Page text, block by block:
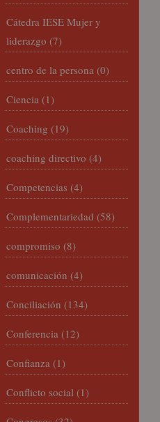
Cátedra IESE Mujer y
liderazgo (7)
centro de la persona (0)
Ciencia (1)
Coaching (19)
coaching directivo (4)
Competencias (4)
Complementariedad (58)
compromiso (8)
comunicación (4)
Conciliación (134)
Conferencia (12)
Confianza (1)
Conflicto social (1)